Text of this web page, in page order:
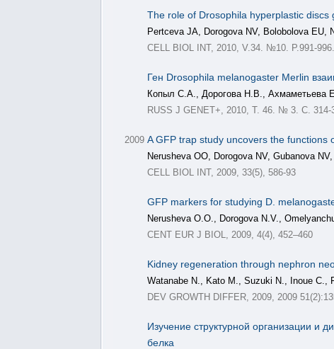
The role of Drosophila hyperplastic
Pertceva JA, Dorogova NV, Bolobolova EU,
CELL BIOL INT, 2010, V.34. №10. P.991-996.
Ген Drosophila melanogaster Merlin
Копыл С.A., Дорогова Н.В.,
RUSS J GENET+, 2010, Т. 46. № 3. С. 314-
2009 A GFP trap study uncovers the
Nerusheva OO, Dorogova NV, Gubanova
CELL BIOL INT, 2009, 33(5), 586-93
GFP markers for studying D.
Nerusheva O.O., Dorogova N.V.,
CENT EUR J BIOL, 2009, 4(4), 452–460
Kidney regeneration through nephron
Watanabe N., Kato M., Suzuki N., Inoue C.,
DEV GROWTH DIFFER, 2009, 2009
Изучение структурной организации и
белка